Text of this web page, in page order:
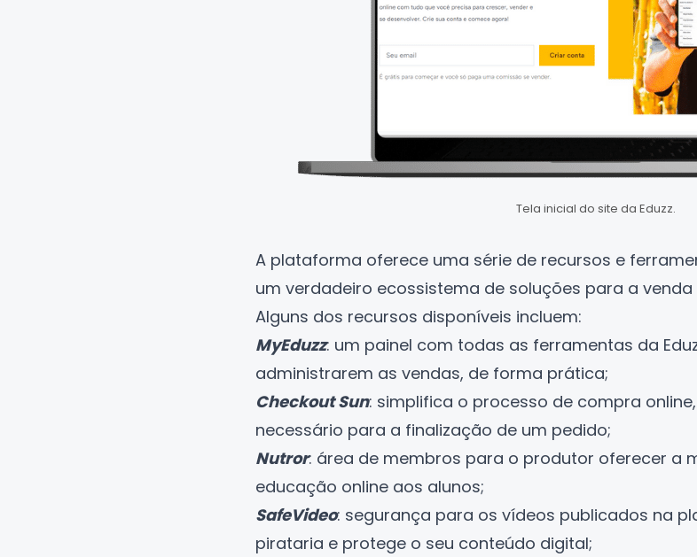
Tela inicial do site da Eduzz.
A plataforma oferece uma série de recursos e
um verdadeiro ecossistema de soluções para a
Alguns dos recursos disponíveis incluem:
MyEduzz: um painel com todas as ferramentas da
administrarem as vendas, de forma prática;
Checkout Sun: simplifica o processo de compra
necessário para a finalização de um pedido;
Nutror: área de membros para o produtor oferecer a
educação online aos alunos;
SafeVideo: segurança para os vídeos publicados na
pirataria e protege o seu conteúdo digital;